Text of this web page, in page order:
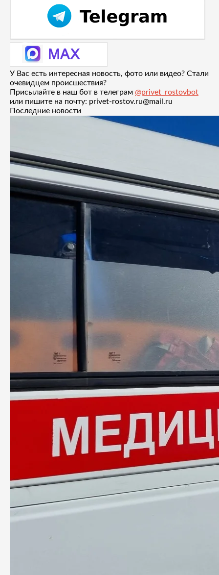
У Вас есть интересная новость, фото или видео? Стали
очевидцем происшествия?
Присылайте в наш бот в телеграм @privet_rostovbot
или пишите на почту: privet-rostov.ru@mail.ru
Последние новости